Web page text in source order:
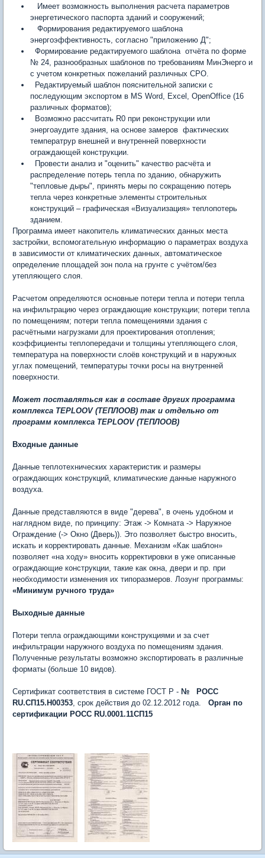
Имеет возможность выполнения расчета параметров
энергетического паспорта зданий и сооружений;
Формирования редактируемого шаблона
энергоэффективность, согласно "приложению Д";
Формирование редактируемого шаблона отчёта по форме
№ 24, разнообразных шаблонов по требованиям МинЭнерго и
с учетом конкретных пожеланий различных СРО.
Редактируемый шаблон пояснительной записки с
последующим экспортом в MS Word, Excel, OpenOffice (16
различных форматов);
Возможно рассчитать R0 при реконструкции или
энергоаудите здания, на основе замеров фактических
температрур внешней и внутренней поверхности
ограждающей конструкции.
Провести анализ и "оценить" качество расчёта и
распределение потерь тепла по зданию, обнаружить
"тепловые дыры", принять меры по сокращению потерь
тепла через конкретные элементы строительных
конструкций – графическая «Визуализация» теплопотерь
зданием.
Программа имеет накопитель климатических данных места
застройки, вспомогательную информацию о параметрах воздуха
в зависимости от климатических данных, автоматическое
определение площадей зон пола на грунте с учётом/без
утепляющего слоя.
Расчетом определяются основные потери тепла и потери тепла
на инфильтрацию через ограждающие конструкции; потери тепла
по помещениям; потери тепла помещениями здания с
расчётными нагрузками для проектирования отопления;
коэффициенты теплопередачи и толщины утепляющего слоя,
температура на поверхности слоёв конструкций и в наружных
углах помещений, температуры точки росы на внутренней
поверхности.
Может поставляться как в составе других программа
комплекса TEPLOOV (ТЕПЛООВ) так и отдельно от
программ комплекса TEPLOOV (ТЕПЛООВ)
Входные данные
Данные теплотехнических характеристик и размеры
ограждающих конструкций, климатические данные наружного
воздуха.
Данные представляются в виде "дерева", в очень удобном и
наглядном виде, по принципу: Этаж -> Комната -> Наружное
Ограждение (-> Окно (Дверь)). Это позволяет быстро вносить,
искать и корректировать данные. Механизм «Как шаблон»
позволяет «на ходу» вносить корректировки в уже описанные
ограждающие конструкции, такие как окна, двери и пр. при
необходимости изменения их типоразмеров. Лозунг программы:
«Минимум ручного труда»
Выходные данные
Потери тепла ограждающими конструкциями и за счет
инфильтрации наружного воздуха по помещениям здания.
Полученные результаты возможно экспортировать в различные
форматы (больше 10 видов).
Сертификат соответствия в системе ГОСТ Р - № РОСС
RU.СП15.Н00353 , срок действия до 02.12.2012 года.
Орган по
сертификации РОСС RU.0001.11СП15